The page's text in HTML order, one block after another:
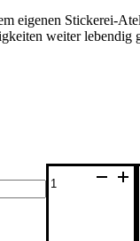
eigenen Stickerei-
weiter
trovelore
Brosche